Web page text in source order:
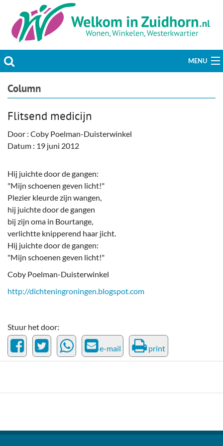
MENU
Actueel
Welzijn & Maatschappij
Prikbord & Aanbiedingen
Plaats bericht
Column
Flitsend medicijn
Door : Coby Poelman-Duisterwinkel
Datum : 19 juni 2012
Hij juichte door de gangen:
"Mijn schoenen geven licht!"
Plezier kleurde zijn wangen,
hij juichte door de gangen
bij zijn oma in Bourtange,
verlichtte knipperend haar jicht.
Hij juichte door de gangen:
"Mijn schoenen geven licht!"
Coby Poelman-Duisterwinkel
http://dichteningroningen.blogspot.com
Stuur het door:
e-mail print